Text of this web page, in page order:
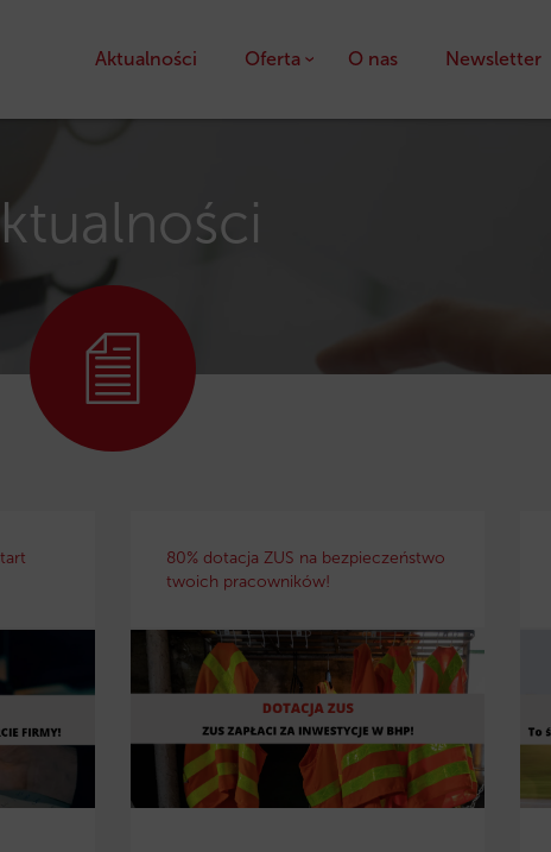
Aktualności Oferta O nas Newsletter
80% dotacja ZUS na bezpieczeństwo
twoich pracowników!